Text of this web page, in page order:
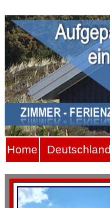
Home Deutschland